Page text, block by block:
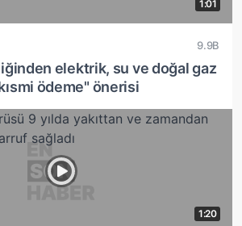
1:01
9.9B
elektrik, su ve doğal gaz
ödeme" önerisi
1:20